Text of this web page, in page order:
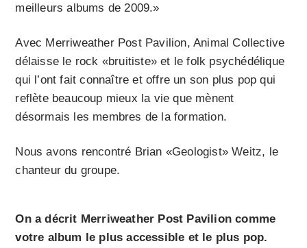
meilleurs albums de 2009.»
Avec Merriweather Post Pavilion, Animal Collective
délaisse le rock «bruitiste» et le folk psychédélique
qui l’ont fait connaître et offre un son plus pop qui
reflète beaucoup mieux la vie que mènent
désormais les membres de la formation.
Nous avons rencontré Brian «Geologist» Weitz, le
chanteur du groupe.
On a décrit Merriweather Post Pavilion comme
votre album le plus accessible et le plus pop.